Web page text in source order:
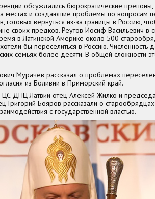
обсуждались бюрократические препоны,
местах и создающие проблемы по вопросам
готовых вернуться из-за границы в Россию,
своих предков. Реутов Иосиф Васильевич в
в Латинской Америке около 500
бы переселиться в Россию. Численность
семьях более десяти. В общей сложности
Мурачев рассказал о проблемах
из Боливии в Приморский край.
ДПЦ Латвии отец Алексей Жилко и
Григорий Бояров рассказали о старообрядцах
с государственной властью.